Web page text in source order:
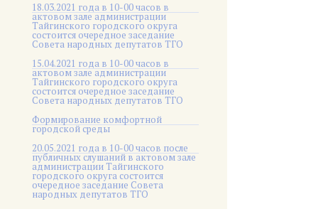
18.03.2021 года в 10-00 часов в
актовом зале администрации
Тайгинского городского округа
состоится очередное заседание
Совета народных депутатов ТГО
15.04.2021 года в 10-00 часов в
актовом зале администрации
Тайгинского городского округа
состоится очередное заседание
Совета народных депутатов ТГО
Формирование комфортной
городской среды
20.05.2021 года в 10-00 часов после
публичных слушаний в актовом зале
администрации Тайгинского
городского округа состоится
очередное заседание Совета
народных депутатов ТГО